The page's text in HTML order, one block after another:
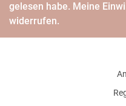
gelesen habe. Meine
widerrufen.